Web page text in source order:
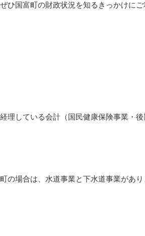
ひ国富町の財政状況を知るきっかけに
理している会計（国民健康保険事業・
の場合は、水道事業と下水道事業があり